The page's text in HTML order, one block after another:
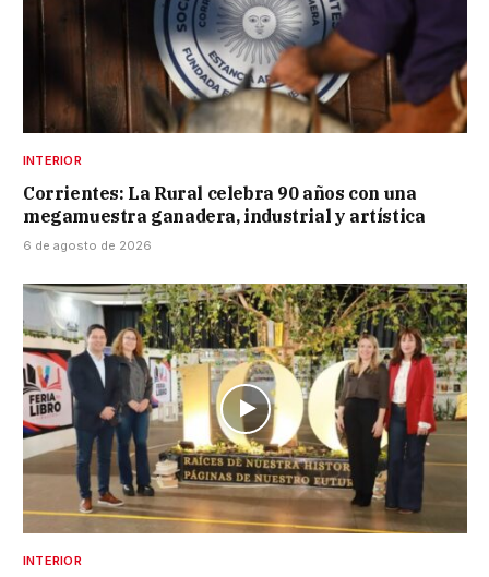
INTERIOR
Corrientes: La Rural celebra 90 años con una
megamuestra ganadera, industrial y artística
6 de agosto de 2026
INTERIOR